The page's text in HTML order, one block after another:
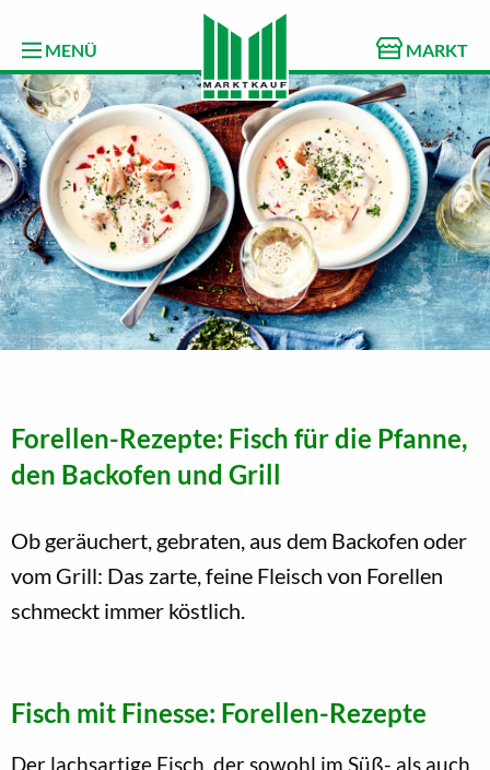
MENÜ MARKT
Forellen-Rezepte: Fisch für die Pfanne,
den Backofen und Grill
Ob geräuchert, gebraten, aus dem Backofen oder
vom Grill: Das zarte, feine Fleisch von Forellen
schmeckt immer köstlich.
Fisch mit Finesse: Forellen-Rezepte
Der lachsartige Fisch, der sowohl im Süß- als auch